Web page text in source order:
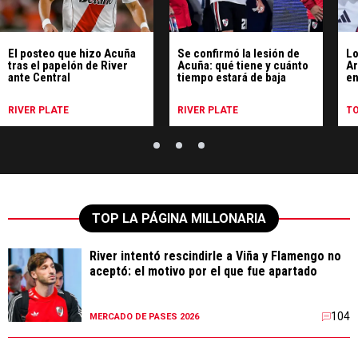
El posteo que hizo Acuña
tras el papelón de River
ante Central
RIVER PLATE
Se confirmó la lesión de
Acuña: qué tiene y cuánto
tiempo estará de baja
RIVER PLATE
TOP LA PÁGINA MILLONARIA
River intentó rescindirle a Viña y Flamengo no
aceptó: el motivo por el que fue apartado
MERCADO DE PASES 2026 104